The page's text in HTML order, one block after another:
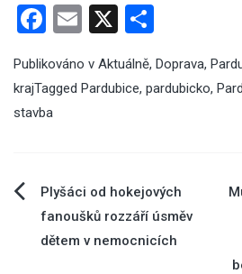
Facebook
Email
X
Publikováno v Aktuálně, Doprava,
krajTagged Pardubice, pardubicko,
stavba
Navigace
pro
Plyšáci od hokejových
fanoušků rozzáří úsměv
dětem v nemocnicích